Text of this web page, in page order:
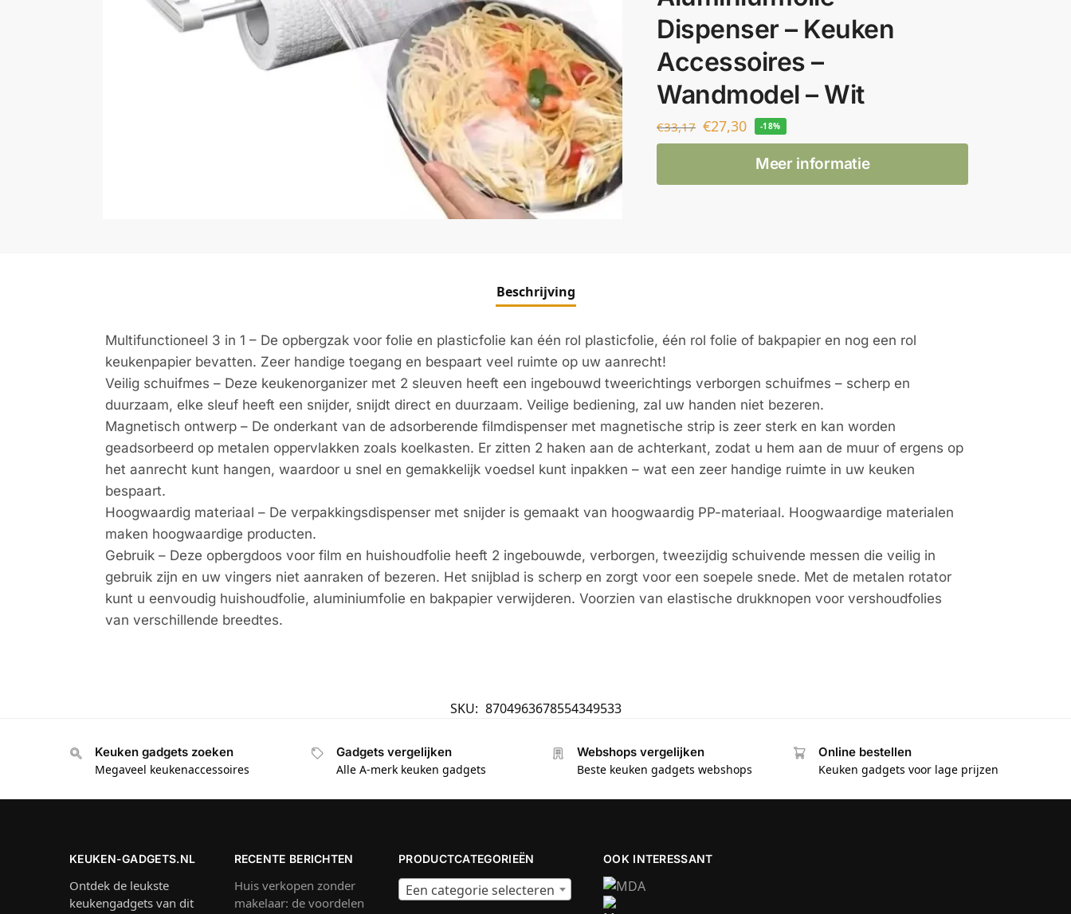
Dispenser – Keuken
Accessoires –
Wandmodel – Wit
€33,17 €27,30 -18%
Meer informatie
Beschrijving
Multifunctioneel 3 in 1 – De opbergzak voor folie en plasticfolie kan één rol plasticfolie, één rol folie of bakpapier en nog een rol
keukenpapier bevatten. Zeer handige toegang en bespaart veel ruimte op uw aanrecht!
Veilig schuifmes – Deze keukenorganizer met 2 sleuven heeft een ingebouwd tweerichtings verborgen schuifmes – scherp en
duurzaam, elke sleuf heeft een snijder, snijdt direct en duurzaam. Veilige bediening, zal uw handen niet bezeren.
Magnetisch ontwerp – De onderkant van de adsorberende filmdispenser met magnetische strip is zeer sterk en kan worden
geadsorbeerd op metalen oppervlakken zoals koelkasten. Er zitten 2 haken aan de achterkant, zodat u hem aan de muur of ergens op
het aanrecht kunt hangen, waardoor u snel en gemakkelijk voedsel kunt inpakken – wat een zeer handige ruimte in uw keuken
bespaart.
Hoogwaardig materiaal – De verpakkingsdispenser met snijder is gemaakt van hoogwaardig PP-materiaal. Hoogwaardige materialen
maken hoogwaardige producten.
Gebruik – Deze opbergdoos voor film en huishoudfolie heeft 2 ingebouwde, verborgen, tweezijdig schuivende messen die veilig in
gebruik zijn en uw vingers niet aanraken of bezeren. Het snijblad is scherp en zorgt voor een soepele snede. Met de metalen rotator
kunt u eenvoudig huishoudfolie, aluminiumfolie en bakpapier verwijderen. Voorzien van elastische drukknopen voor vershoudfolies
van verschillende breedtes.
SKU: 8704963678554349533
Keuken gadgets zoeken
Megaveel keukenaccessoires
Gadgets vergelijken
Alle A-merk keuken gadgets
Webshops vergelijken
Beste keuken gadgets webshops
Online bestellen
Keuken gadgets voor lage prijzen
KEUKEN-GADGETS.NL
Ontdek de leukste
keukengadgets van dit
RECENTE BERICHTEN
Huis verkopen zonder
makelaar: de voordelen
PRODUCTCATEGORIEËN
Een categorie selecteren
OOK INTERESSANT